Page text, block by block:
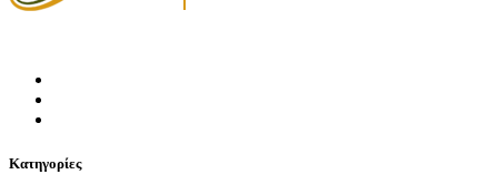
Κατηγορίες